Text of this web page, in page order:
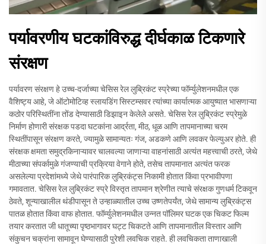
पर्यावरणीय घटकांविरुद्ध दीर्घकाळ टिकणारे
संरक्षण
पर्यावरण संरक्षण हे उच्च-दर्जाच्या चेसिस रेल लुब्रिकंट स्प्रेच्या फॉर्म्युलेशनमधील एक
वैशिष्ट्य आहे, जे ऑटोमोटिव्ह स्लायडिंग सिस्टम्सवर त्यांच्या कार्यात्मक आयुष्यात भासणाऱ्या
कठोर परिस्थितींना तोंड देण्यासाठी डिझाइन केलेले असते. चेसिस रेल लुब्रिकंट स्प्रेमुळे
निर्माण होणारी संरक्षक पडदा घटकांना आर्द्रता, मीठ, धूळ आणि तापमानाच्या चरम
स्थितींपासून संरक्षण करते, ज्यामुळे सामान्यतः गंज, अडकणे आणि लवकर फेल्युअर होते. ही
संरक्षक क्षमता समुद्रकिनाऱ्यावर चालवल्या जाणाऱ्या वाहनांसाठी अत्यंत महत्त्वाची ठरते, जेथे
मीठाच्या संपर्कामुळे गंजण्याची प्रक्रिया वेगाने होते, तसेच तापमानात अत्यंत फरक
असलेल्या प्रदेशांमध्ये जेथे पारंपारिक लुब्रिकंट्स निकामी होतात किंवा प्रभावीपणा
गमावतात. चेसिस रेल लुब्रिकंट स्प्रे विस्तृत तापमान श्रेणीत त्याचे संरक्षक गुणधर्म टिकवून
ठेवते, शून्याखालील थंडीपासून ते उन्हाळ्यातील उच्च उष्णतेपर्यंत, जेथे सामान्य लुब्रिकंट्स
पातळ होतात किंवा वाफ होतात. फॉर्म्युलेशनमधील उन्नत पॉलिमर घटक एक चिकट फिल्म
तयार करतात जी धातूच्या पृष्ठभागावर घट्ट चिकटते आणि तापमानातील विस्तार आणि
संकुचन चक्रांना सामावून घेण्यासाठी पुरेशी लवचिक राहते. ही लवचिकता ताणाखाली